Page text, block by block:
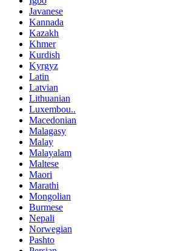
Javanese
Kannada
Kazakh
Khmer
Kurdish
Kyrgyz
Latin
Latvian
Lithuanian
Luxembou..
Macedonian
Malagasy
Malay
Malayalam
Maltese
Maori
Marathi
Mongolian
Burmese
Nepali
Norwegian
Pashto